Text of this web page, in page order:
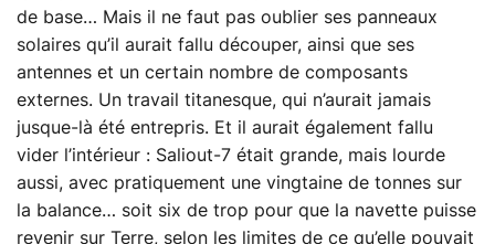
de base… Mais il ne faut pas oublier ses panneaux
solaires qu’il aurait fallu découper, ainsi que ses
antennes et un certain nombre de composants
externes. Un travail titanesque, qui n’aurait jamais
jusque-là été entrepris. Et il aurait également fallu
vider l’intérieur : Saliout-7 était grande, mais lourde
aussi, avec pratiquement une vingtaine de tonnes sur
la balance… soit six de trop pour que la navette puisse
revenir sur Terre, selon les limites de ce qu’elle pouvait